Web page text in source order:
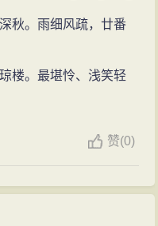
秋。雨细风疏，廿番
楼。最堪怜、浅笑轻
赞(0)